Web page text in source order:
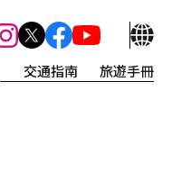
交通指南 旅遊手冊